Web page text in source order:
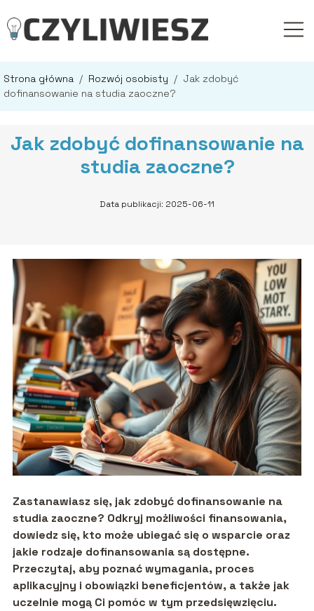
Strona główna / Rozwój osobisty / Jak zdobyć
dofinansowanie na studia zaoczne?
Jak zdobyć dofinansowanie na
studia zaoczne?
Data publikacji: 2025-06-11
Zastanawiasz się, jak zdobyć dofinansowanie na
studia zaoczne? Odkryj możliwości finansowania,
dowiedz się, kto może ubiegać się o wsparcie oraz
jakie rodzaje dofinansowania są dostępne.
Przeczytaj, aby poznać wymagania, proces
aplikacyjny i obowiązki beneficjentów, a także jak
uczelnie mogą Ci pomóc w tym przedsięwzięciu.